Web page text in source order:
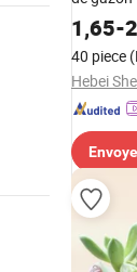
1,65-
40 piece
Hebei